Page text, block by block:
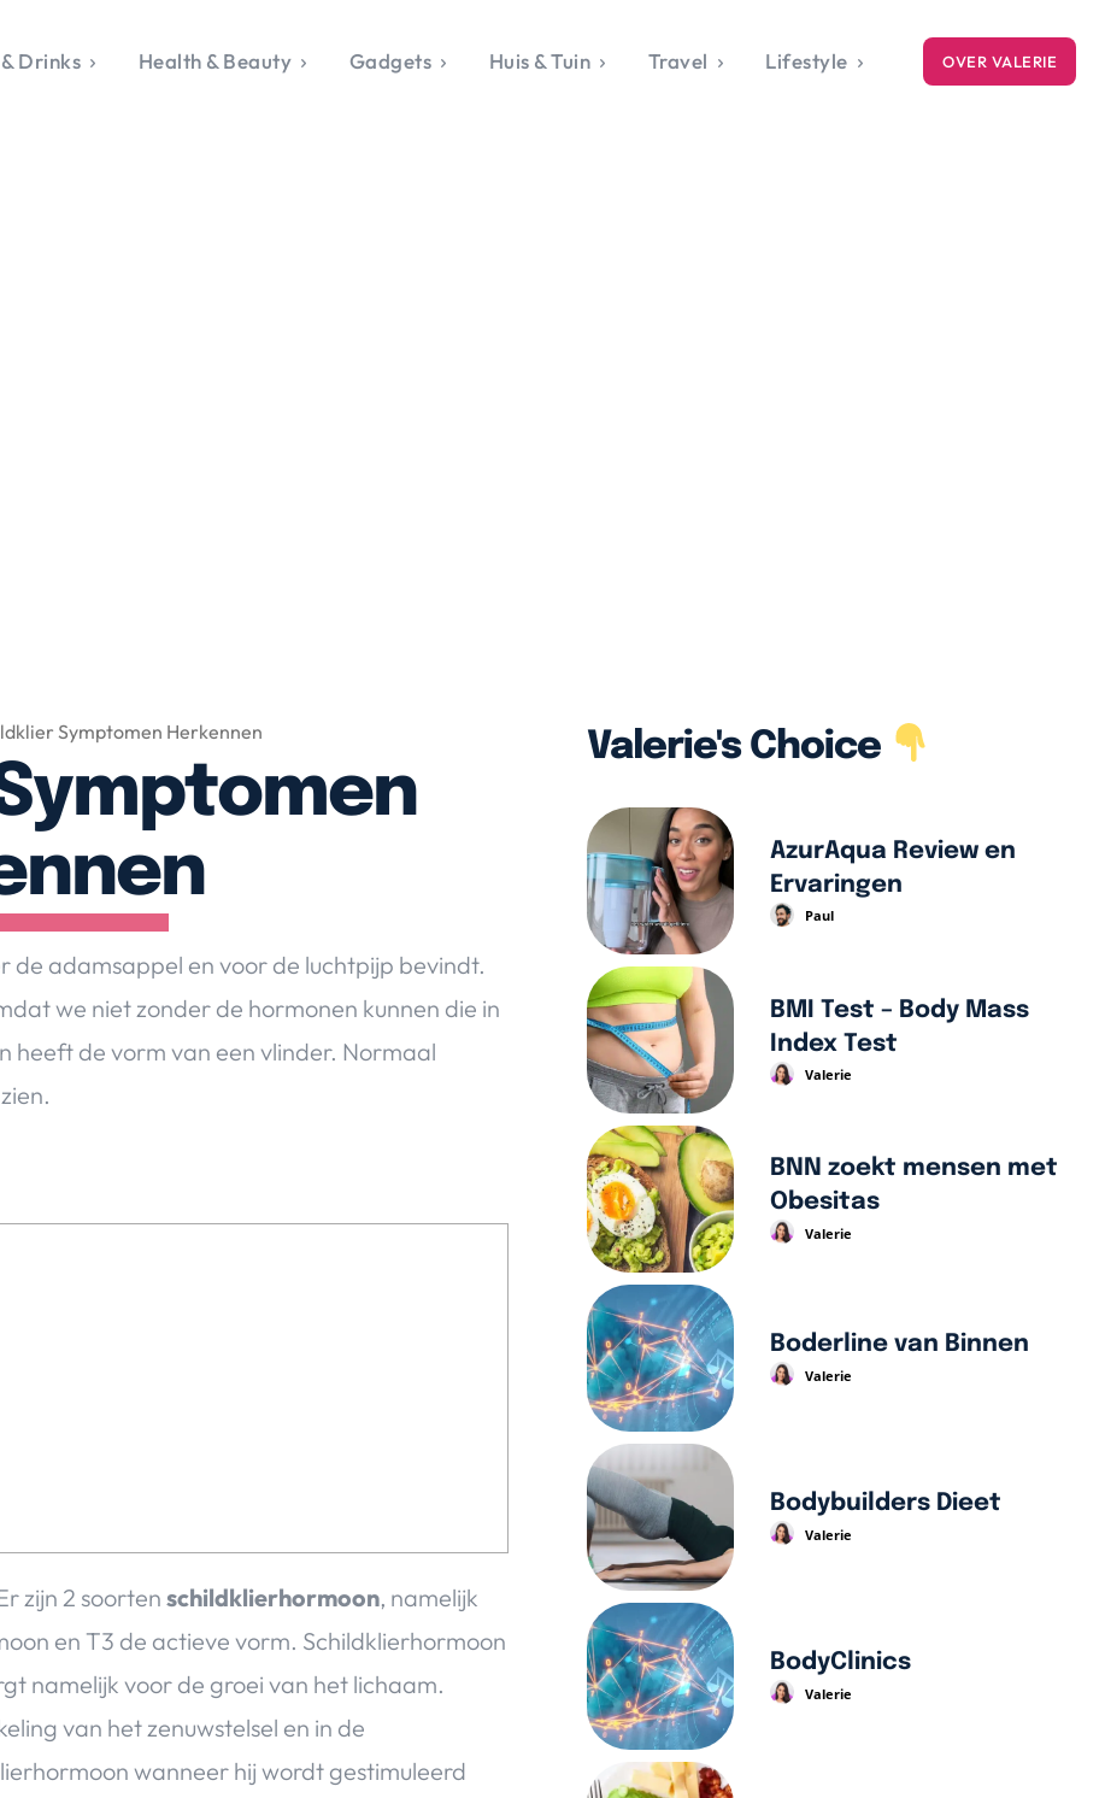
Drinks Health & Beauty Gadgets Huis & Tuin Travel Lifestyle OVER VALERIE
Symptomen Herkennen
de adamsappel en voor de luchtpijp bevindt.
we niet zonder de hormonen kunnen die in
heeft de vorm van een vlinder. Normaal
zijn 2 soorten schildklierhormoon, namelijk
en T3 de actieve vorm. Schildklierhormoon
namelijk voor de groei van het lichaam.
van het zenuwstelsel en in de
wanneer hij wordt gestimuleerd
Valerie's Choice
AzurAqua Review en
Ervaringen
Paul
BMI Test – Body Mass
Index Test
Valerie
BNN zoekt mensen met
Obesitas
Valerie
Boderline van Binnen
Valerie
Bodybuilders Dieet
Valerie
BodyClinics
Valerie